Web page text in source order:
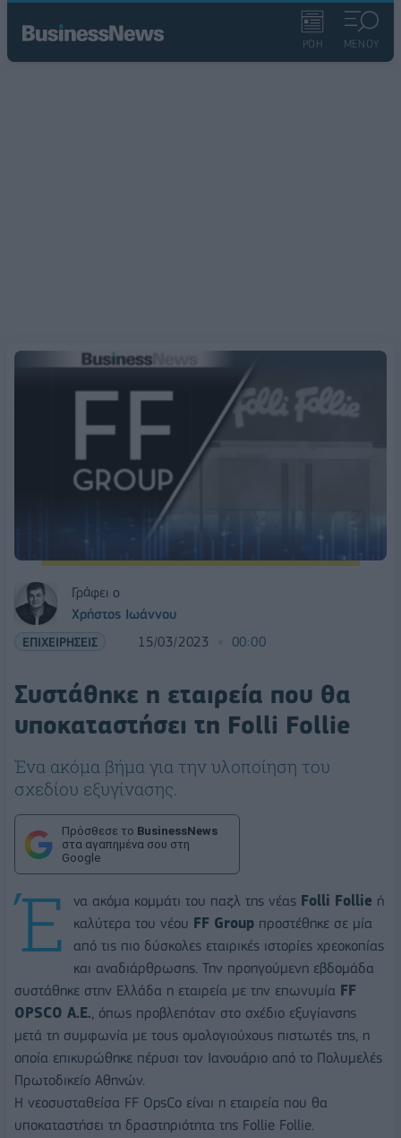
ΡΟΗ ΜΕΝΟΥ
Γράφει ο
Χρήστος Ιωάννου
ΕΠΙΧΕΙΡΗΣΕΙΣ 15/03/2023 00:00
Συστάθηκε η εταιρεία που θα
υποκαταστήσει τη Folli Follie
Ένα ακόμα βήμα για την υλοποίηση του
σχεδίου εξυγίνασης.
Πρόσθεσε το BusinessNews
στα αγαπημένα σου στη
Google
Έ να ακόμα κομμάτι του παζλ της νέας Folli Follie ή
καλύτερα του νέου FF Group προστέθηκε σε μία
από τις πιο δύσκολες εταιρικές ιστορίες χρεοκοπίας
και αναδιάρθρωσης. Την προηγούμενη εβδομάδα
συστάθηκε στην Ελλάδα η εταιρεία με την επωνυμία FF
OPSCO A.E., όπως προβλεπόταν στο σχέδιο εξυγίανσης
μετά τη συμφωνία με τους ομολογιούχους πιστωτές της, η
οποία επικυρώθηκε πέρυσι τον Ιανουάριο από το Πολυμελές
Πρωτοδικείο Αθηνών.
Η νεοσυσταθείσα FF OpsCo είναι η εταιρεία που θα
υποκαταστήσει τη δραστηριότητα της Follie Follie.